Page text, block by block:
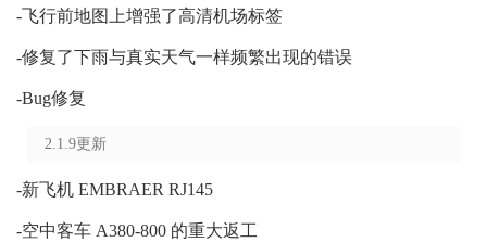
-飞行前地图上增强了高清机场标签
-修复了下雨与真实天气一样频繁出现的错误
-Bug修复
2.1.9更新
-新飞机 EMBRAER RJ145
-空中客车 A380-800 的重大返工